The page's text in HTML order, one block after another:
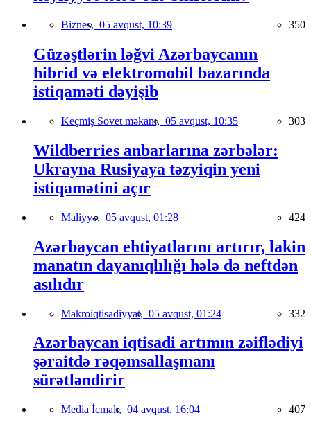
Biznes, 05 avqust, 10:39 350
Güzəştlərin ləğvi Azərbaycanın
hibrid və elektromobil bazarında
istiqaməti dəyişib
Keçmiş Sovet məkanı, 05 avqust, 10:35 303
Wildberries anbarlarına zərbələr:
Ukrayna Rusiyaya təzyiqin yeni
istiqamətini açır
Maliyyə, 05 avqust, 01:28 424
Azərbaycan ehtiyatlarını artırır, lakin
manatın dayanıqlılığı hələ də neftdən
asılıdır
Makroiqtisadiyyat, 05 avqust, 01:24 332
Azərbaycan iqtisadi artımın zəiflədiyi
şəraitdə rəqəmsallaşmanı
sürətləndirir
Media İcmalı, 04 avqust, 16:04 407